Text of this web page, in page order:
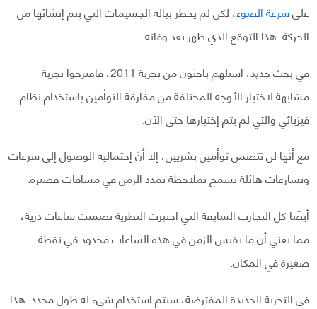
علىسرعة الضوء، لكن لم يخطر بباله الجسيمات التي يتم إنشائها من
الحركة. هذا التوقع الذي ظهر بعد وفاته.
في بحث جديد، استلهم باحثون من تجربة 2011، فاقترحوا تجربة
مشابهة لاختبار الأوجه المختلفة من مفارقة التوأمين باستخدام نظام
فيزيائي والتي لم يتم إختبارها حتى الآن.
مع أنها لن تتضمن توأمين بشريين، إلا أنّ إحتمالية الوصول إلى سرعات
وتسارعات هائلة يسمح بملاحظة تمدد الزمن في مسافات قصيرة.
أيضًا كل التجارب السابقة التي اختبرت النظرية تضمنت ساعات ذرية،
مما يعني أن ما يقيس الزمن في هذه الساعات محدود في نقطة
صغيرة في المكان.
في التجربة الجديدة المفترضة، سيتم استخدام شيء له طول محدد. هذا